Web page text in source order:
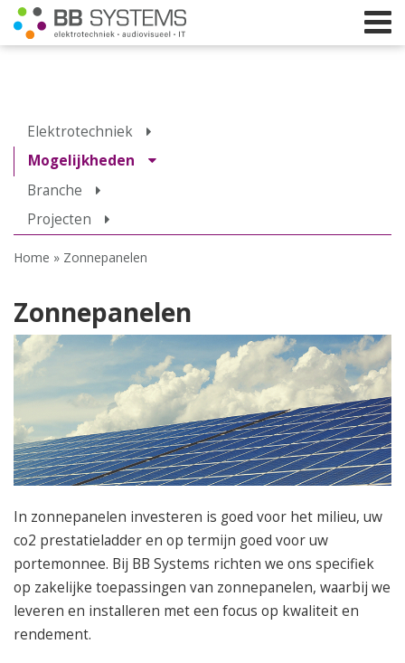
Geluid
Elektrotechniek
Webshop
050 – 54 91 662
Route
Elektrotechniek
Mogelijkheden
Branche
Projecten
Home » Zonnepanelen
Zonnepanelen
In zonnepanelen investeren is goed voor het milieu, uw
co2 prestatieladder en op termijn goed voor uw
portemonnee. Bij BB Systems richten we ons specifiek
op zakelijke toepassingen van zonnepanelen, waarbij we
leveren en installeren met een focus op kwaliteit en
rendement.